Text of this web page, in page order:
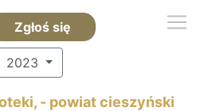
Zgłoś się
2023
- powiat cieszyński